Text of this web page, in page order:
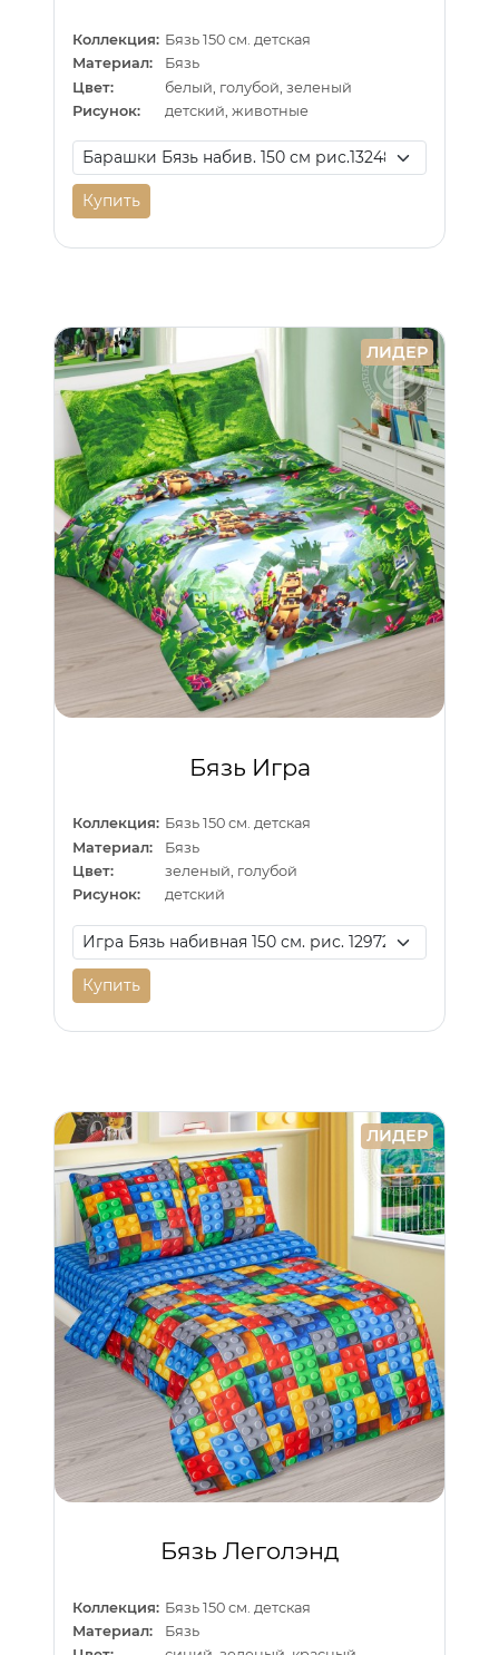
Коллекция: Бязь 150 см. детская
Материал:
Бязь
Цвет:
белый, голубой, зеленый
Рисунок:
детский, животные
Купить
ЛИДЕР
Бязь Игра
Коллекция: Бязь 150 см. детская
Материал:
Бязь
Цвет:
зеленый, голубой
Рисунок:
детский
Купить
ЛИДЕР
Бязь Леголэнд
Коллекция: Бязь 150 см. детская
Материал:
Бязь